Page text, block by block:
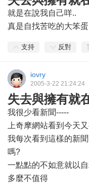
就是在說我自己咩..
真是自找苦吃的大笨蛋
支持 反對
iovry
2005-3-22 21:24:24
失去與擁有就
我很少看新聞-----
上奇摩網站看到今天
我每次看到這樣的新
嗎?
一點點的不如意就以
多麼不值得